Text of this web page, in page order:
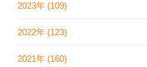
2023年 (109)
2022年 (123)
2021年 (160)